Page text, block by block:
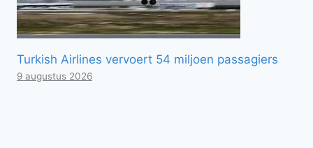
Turkish Airlines vervoert 54 miljoen passagiers
9 augustus 2026